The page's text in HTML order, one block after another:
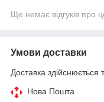
Ще немає відгуків про
Умови доставки
Доставка здійснюється
Нова Пошта